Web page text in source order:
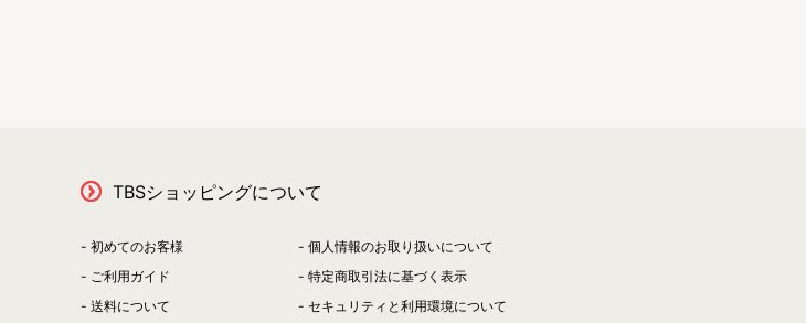
TBSショッピングについて
初めてのお客様
ご利用ガイド
送料について
個人情報のお取り扱いについて
特定商取引法に基づく表示
セキュリティと利用環境について